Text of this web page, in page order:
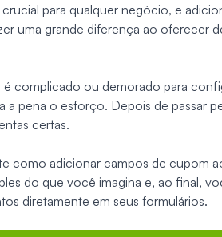
para qualquer negócio, e
uma grande diferença ao oferecer
complicado ou demorado para
a pena o esforço. Depois de passar
certas.
como adicionar campos de cupom
do que você imagina e, ao final,
diretamente em seus formulários.